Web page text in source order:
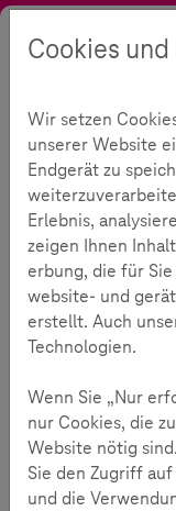
Die
In der Toolbox
vielfältige
Jahren.
Karten
Cookies
Wir setzen
unserer Website
Endgerät zu
Erlebnis,
zeigen Ihnen
erbung, die für
website- und
erstellt. Auch
Technologien.
Wenn Sie „Nur
nur Cookies, die
Website nötig
Sie den Zugriff
und die